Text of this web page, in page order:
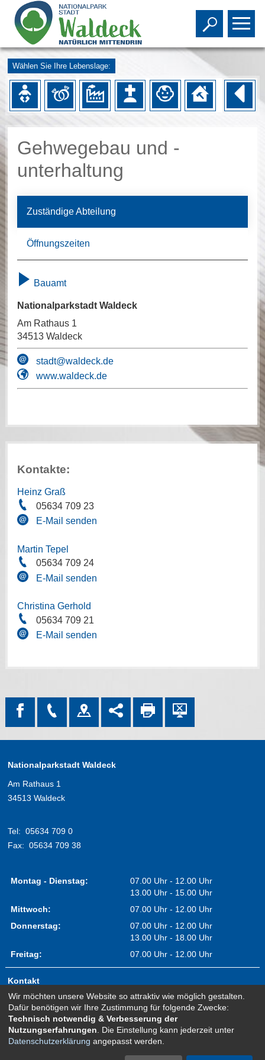
Toggle
Wählen Sie Ihre Lebenslage:
Gehwegebau und -
unterhaltung
Zuständige Abteilung
Öffnungszeiten
Bauamt
Nationalparkstadt Waldeck
Am Rathaus 1
34513 Waldeck
stadt@waldeck.de
www.waldeck.de
Kontakte:
Heinz Graß
05634 709 23
E-Mail senden
Martin Tepel
05634 709 24
E-Mail senden
Christina Gerhold
05634 709 21
E-Mail senden
Nationalparkstadt Waldeck
Am Rathaus 1
34513 Waldeck
Tel: 05634 709 0
Fax: 05634 709 38
Montag - Dienstag:
07.00 Uhr - 12.00 Uhr
13.00 Uhr - 15.00 Uhr
Mittwoch:
07.00 Uhr - 12.00 Uhr
Donnerstag:
07.00 Uhr - 12.00 Uhr
13.00 Uhr - 18.00 Uhr
Freitag:
07.00 Uhr - 12.00 Uhr
Kontakt
Impressum
Erklärung zur Barrierefreiheit
Sitemap
Newsletter Anmeldung
Wir möchten unsere Website so attraktiv wie möglich gestalten.
Dafür benötigen wir Ihre Zustimmung für folgende Zwecke:
Technisch notwendig & Verbesserung der
Nutzungserfahrungen . Die Einstellung kann jederzeit unter
Datenschutzerklärung angepasst werden.